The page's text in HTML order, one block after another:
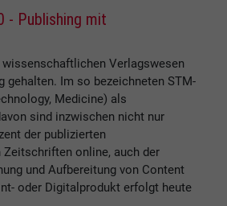
- Publishing mit
Verlagswesen
gehalten. Im so bezeichneten STM-
Medicine) als
sind inzwischen nicht nur
der publizierten
online, auch der
und Aufbereitung von Content
oder Digitalprodukt erfolgt heute